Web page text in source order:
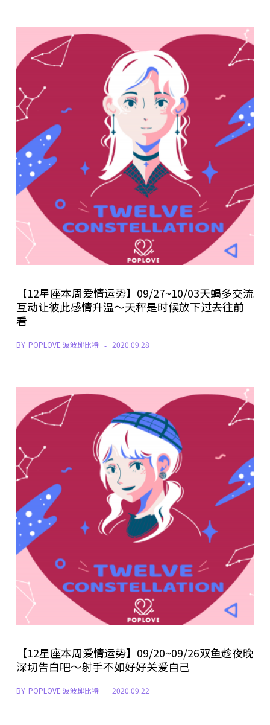
【12星座本周爱情运势】09/27~10/03天蝎多交流
互动让彼此感情升温～天秤是时候放下过去往前
看
BY POPLOVE 波波邱比特 2020.09.28
【12星座本周爱情运势】09/20~09/26双鱼趁夜晚
深切告白吧～射手不如好好关爱自己
BY POPLOVE 波波邱比特 2020.09.22